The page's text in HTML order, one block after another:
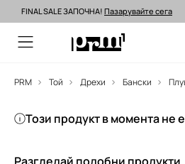
Изпращане до 24
FINAL SALE ЗАПОЧНА! Пазарувайте сега
PRM Той Дрехи Бански
Този продукт в момента не